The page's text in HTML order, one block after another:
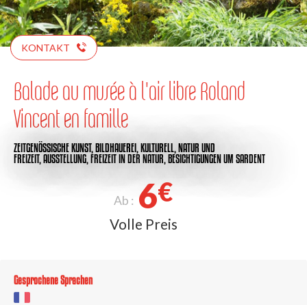
KONTAKT
Balade au musée à l'air libre Roland
Vincent en famille
ZEITGENÖSSISCHE KUNST, BILDHAUEREI, KULTURELL, NATUR UND
FREIZEIT, AUSSTELLUNG, FREIZEIT IN DER NATUR, BESICHTIGUNGENUM SARDENT
Ab : 6€
Volle Preis
Gesprochene Sprachen